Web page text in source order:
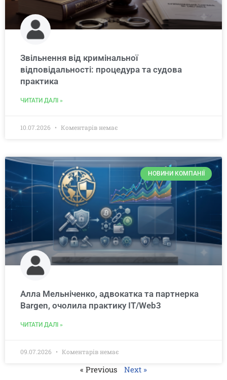
Звільнення від кримінальної
відповідальності: процедура та судова
практика
ЧИТАТИ ДАЛІ »
10.07.2026 Коментарів немає
НОВИНИ КОМПАНІЇ
Алла Мельніченко, адвокатка та партнерка
Bargen, очолила практику IT/Web3
ЧИТАТИ ДАЛІ »
09.07.2026 Коментарів немає
« Previous Next »